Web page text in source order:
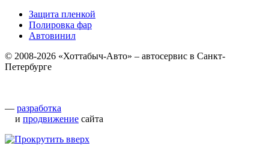
Защита пленкой
Полировка фар
Автовинил
© 2008-2026 «Хоттабыч-Авто» – автосервис в Санкт-
Петербурге
— разработка
и продвижение сайта